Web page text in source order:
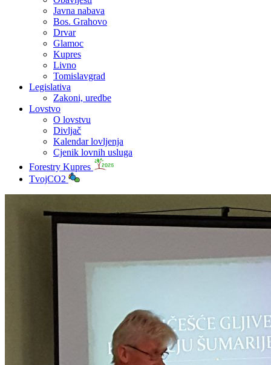
Javna nabava
Bos. Grahovo
Drvar
Glamoc
Kupres
Livno
Tomislavgrad
Legislativa
Zakoni, uredbe
Lovstvo
O lovstvu
Divljač
Kalendar lovljenja
Cjenik lovnih usluga
Forestry Kupres
TvojCO2